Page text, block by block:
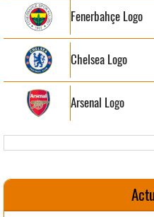
Fenerbahçe Logo
Chelsea Logo
Arsenal Logo